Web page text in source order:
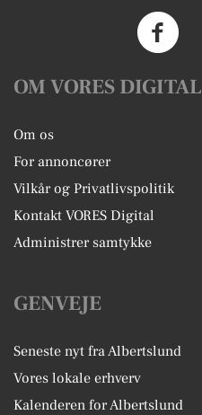
OM VORES DIGITAL
Om os
For annoncører
Vilkår og Privatlivspolitik
Kontakt VORES Digital
Administrer samtykke
GENVEJE
Seneste nyt fra Albertslund
Vores lokale erhverv
Kalenderen for Albertslund